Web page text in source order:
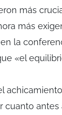
más
más
la
«el
cuanto